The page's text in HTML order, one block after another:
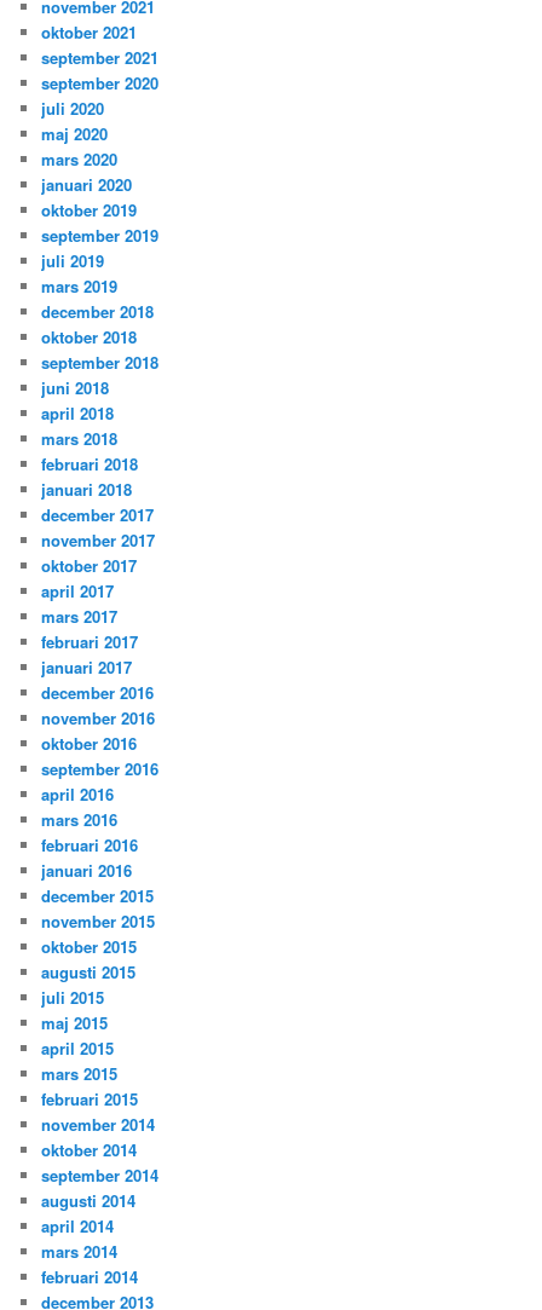
november 2021
oktober 2021
september 2021
september 2020
juli 2020
maj 2020
mars 2020
januari 2020
oktober 2019
september 2019
juli 2019
mars 2019
december 2018
oktober 2018
september 2018
juni 2018
april 2018
mars 2018
februari 2018
januari 2018
december 2017
november 2017
oktober 2017
april 2017
mars 2017
februari 2017
januari 2017
december 2016
november 2016
oktober 2016
september 2016
april 2016
mars 2016
februari 2016
januari 2016
december 2015
november 2015
oktober 2015
augusti 2015
juli 2015
maj 2015
april 2015
mars 2015
februari 2015
november 2014
oktober 2014
september 2014
augusti 2014
april 2014
mars 2014
februari 2014
december 2013